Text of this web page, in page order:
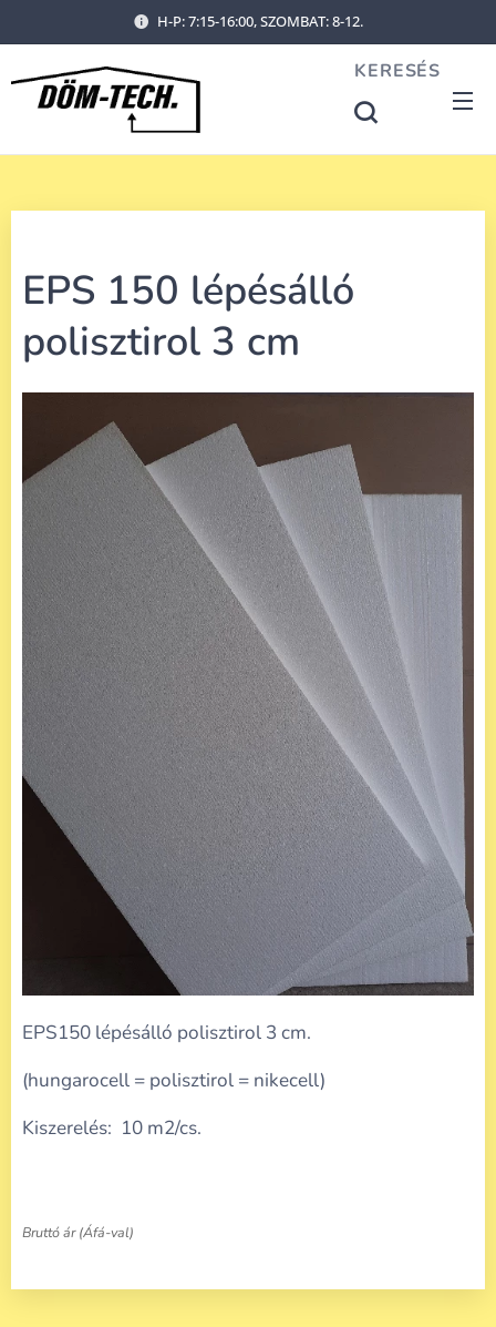
H-P: 7:15-16:00, SZOMBAT: 8-12.
KERESÉS
EPS 150 lépésálló
polisztirol 3 cm
EPS150 lépésálló polisztirol 3 cm.
(hungarocell = polisztirol = nikecell)
Kiszerelés: 10 m2/cs.
Bruttó ár (Áfá-val)